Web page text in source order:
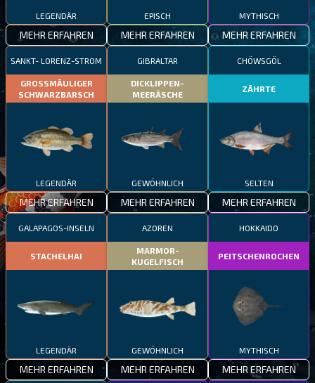
LEGENDÄR
MEHR ERFAHREN
EPISCH
MEHR ERFAHREN
MYTHISCH
MEHR ERFAHREN
SANKT- LORENZ-STROM
GROSSMÄULIGER
SCHWARZBARSCH
LEGENDÄR
MEHR ERFAHREN
GIBRALTAR
DICKLIPPEN-
MEERÄSCHE
GEWÖHNLICH
MEHR ERFAHREN
CHÖWSGÖL
ZÄHRTE
SELTEN
MEHR ERFAHREN
GALAPAGOS-INSELN
STACHELHAI
LEGENDÄR
MEHR ERFAHREN
AZOREN
MARMOR-
KUGELFISCH
GEWÖHNLICH
MEHR ERFAHREN
HOKKAIDO
PEITSCHENROCHEN
MYTHISCH
MEHR ERFAHREN